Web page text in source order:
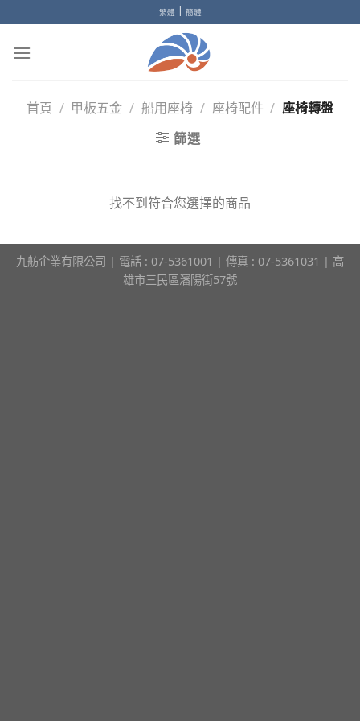
to
content
繁體 | 簡體
首頁 / 甲板五金 / 船用座椅 / 座椅配件 / 座椅轉盤
篩選
找不到符合您選擇的商品
九舫企業有限公司 | 電話 : 07-5361001 | 傳真 : 07-5361031 | 高
雄市三民區瀋陽街57號